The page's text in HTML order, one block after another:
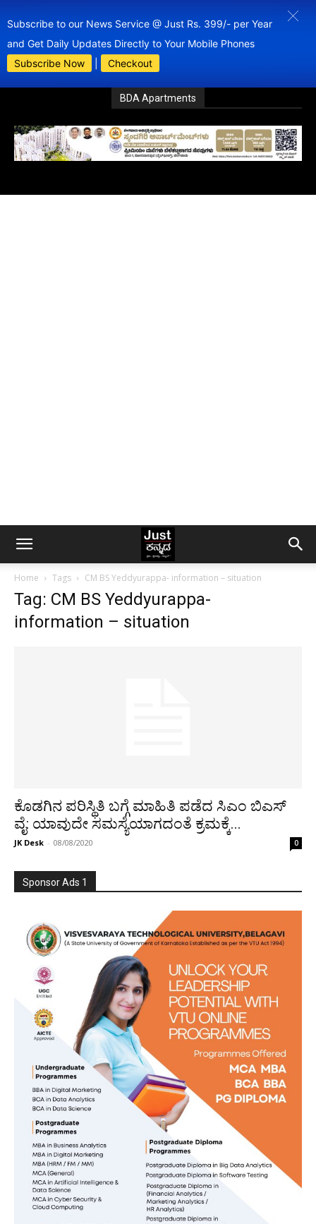
Subscribe to our News Service @ Just Rs. 399/- per Year
and Get Daily Updates Directly to Your Mobile Phones
Subscribe Now
Checkout
BDA Apartments
Home Tags CM BS Yeddyurappa- information – situation
Tag: CM BS Yeddyurappa-
information – situation
ಕೊಡಗಿನ ಪರಿಸ್ಥಿತಿ ಬಗ್ಗೆ ಮಾಹಿತಿ ಪಡೆದ ಸಿಎಂ ಬಿಎಸ್
ವೈ: ಯಾವುದೇ ಸಮಸ್ಯೆಯಾಗದಂತೆ ಕ್ರಮಕ್ಕೆ...
JK Desk - 08/08/2020 0
Sponsor Ads 1